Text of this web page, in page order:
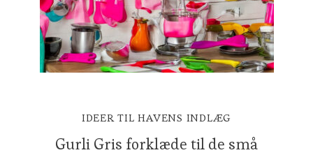
IDEER TIL HAVENS INDLÆG
Gurli Gris forklæde til de små